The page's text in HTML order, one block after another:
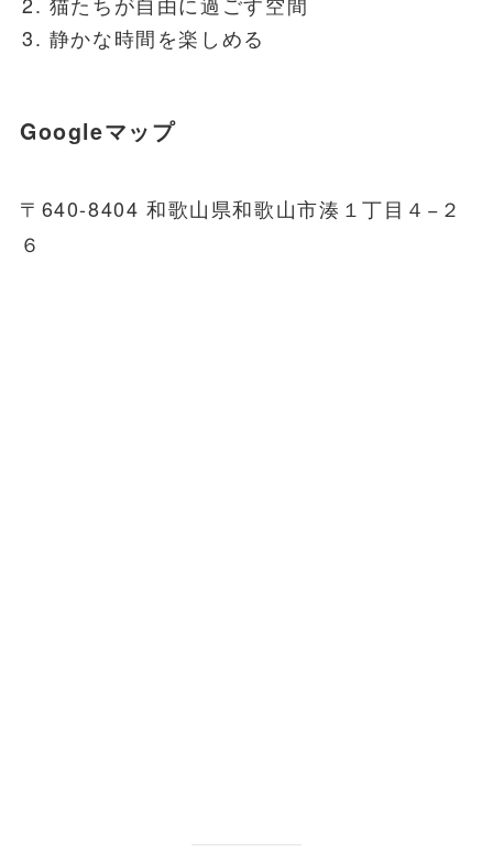
静かな時間を楽しめる
Googleマップ
〒640-8404 和歌山県和歌山市湊１丁目４−２
６